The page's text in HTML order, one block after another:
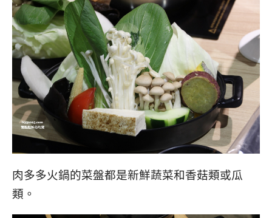
肉多多火鍋的菜盤都是新鮮蔬菜和香菇類或瓜
類。